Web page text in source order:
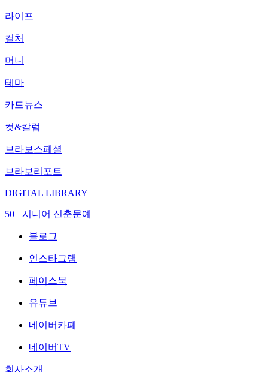
라이프
컬처
머니
테마
카드뉴스
컷&칼럼
브라보스페셜
브라보리포트
DIGITAL LIBRARY
50+ 시니어 신춘문예
블로그
인스타그램
페이스북
유튜브
네이버카페
네이버TV
회사소개